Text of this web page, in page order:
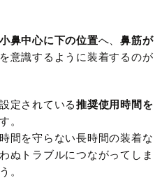
鼻中心に下の位置へ、 鼻筋が
を意識するように装着するのが
定されている推奨使用時間を
。
間を守らない長時間の装着な
ぬトラブルにつながってしま
。